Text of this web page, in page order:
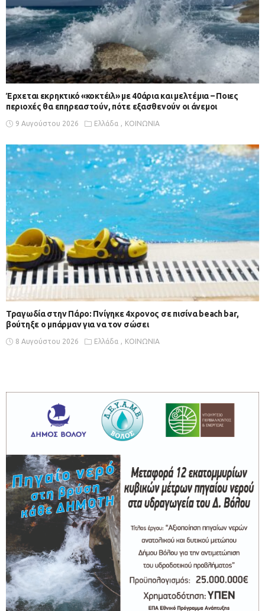
Έρχεται εκρηκτικό «κοκτέιλ» με 40άρια και μελτέμια – Ποιες
περιοχές θα επηρεαστούν, πότε εξασθενούν οι άνεμοι
9 Αυγούστου 2026 Ελλάδα ΚΟΙΝΩΝΙΑ
Τραγωδία στην Πάρο: Πνίγηκε 4χρονος σε πισίνα beach bar,
βούτηξε ο μπάρμαν για να τον σώσει
8 Αυγούστου 2026 Ελλάδα ΚΟΙΝΩΝΙΑ